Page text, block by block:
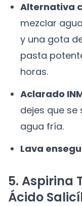
Alternativa
mezclar
y una gota
pasta
horas.
Aclarado
dejes que se
agua fría.
Lava
5. Aspirina
Ácido